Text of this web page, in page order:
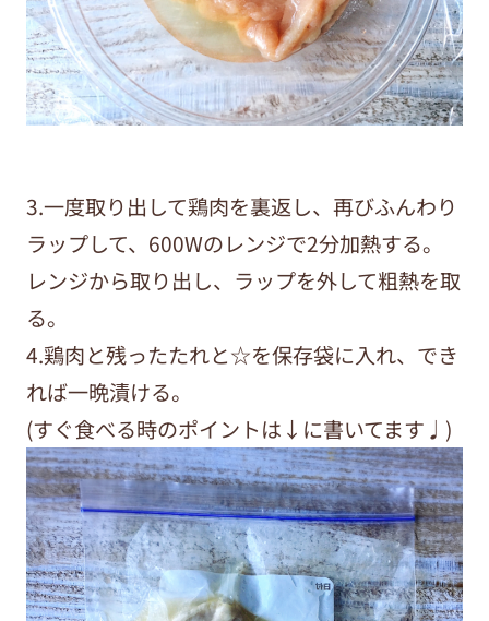
3.一度取り出して鶏肉を裏返し、再びふんわり
ラップして、600Wのレンジで2分加熱する。
レンジから取り出し、ラップを外して粗熱を取
る。
4.鶏肉と残ったたれと☆を保存袋に入れ、でき
れば一晩漬ける。
(すぐ食べる時のポイントは↓に書いてます♩)